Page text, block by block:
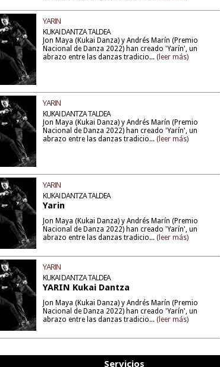
YARIN
KUKAI DANTZA TALDEA
Jon Maya (Kukai Danza) y Andrés Marín (Premio
Nacional de Danza 2022) han creado 'Yarín', un
abrazo entre las danzas tradicio...(leer más)
YARIN
KUKAI DANTZA TALDEA
Jon Maya (Kukai Danza) y Andrés Marín (Premio
Nacional de Danza 2022) han creado 'Yarín', un
abrazo entre las danzas tradicio...(leer más)
YARIN
KUKAI DANTZA TALDEA
Yarin
Jon Maya (Kukai Danza) y Andrés Marín (Premio
Nacional de Danza 2022) han creado 'Yarín', un
abrazo entre las danzas tradicio...(leer más)
YARIN
KUKAI DANTZA TALDEA
YARIN Kukai Dantza
Jon Maya (Kukai Danza) y Andrés Marín (Premio
Nacional de Danza 2022) han creado 'Yarín', un
abrazo entre las danzas tradicio...(leer más)
Servicios